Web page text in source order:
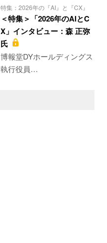
特集：2026年の『AI』と『CX』
＜特集＞「2026年のAIとC
X」インタビュー：森 正弥
氏
博報堂DYホールディングス
執行役員…